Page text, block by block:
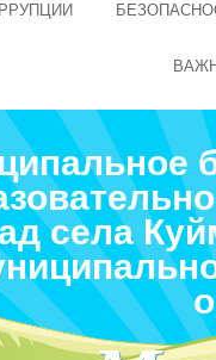
села